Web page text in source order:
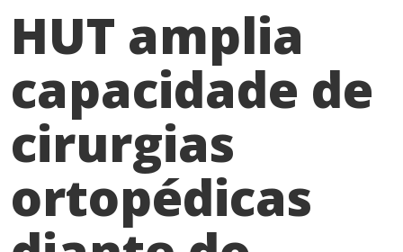
HUT amplia
capacidade de
cirurgias
ortopédicas